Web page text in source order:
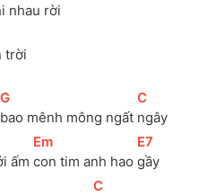
nhau rời
trời
[
G
bao mênh mông ngất
[
C
ngây
ấm
[Em
con tim anh hao
[E7
gầy
[
C